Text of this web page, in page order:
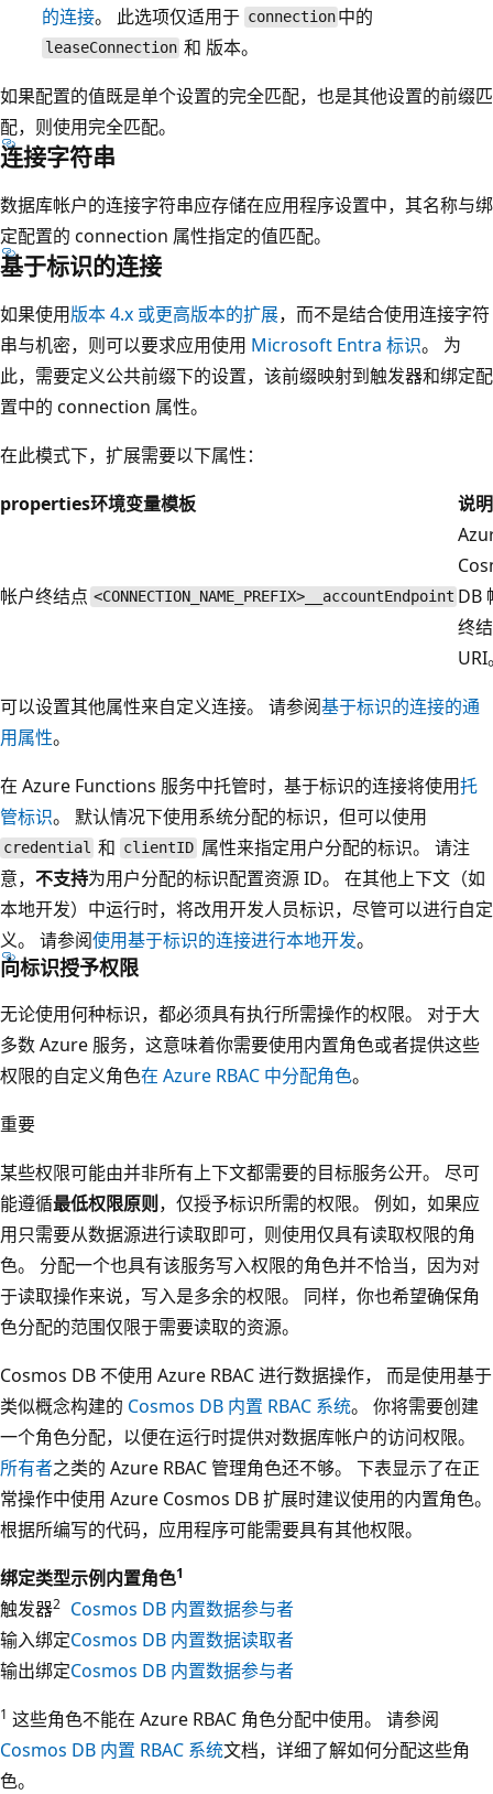
的连接。 此选项仅适用于 connection 中的
leaseConnection 和 版本。
如果配置的值既是单个设置的完全匹配，也是其他设置的前缀匹
配，则使用完全匹配。
连接字符串
数据库帐户的连接字符串应存储在应用程序设置中，其名称与绑
定配置的 connection 属性指定的值匹配。
基于标识的连接
如果使用版本 4.x 或更高版本的扩展，而不是结合使用连接字符
串与机密，则可以要求应用使用 Microsoft Entra 标识。 为
此，需要定义公共前缀下的设置，该前缀映射到触发器和绑定配
置中的 connection 属性。
在此模式下，扩展需要以下属性：
properties环境变量模板 说明
帐户终结点 <CONNECTION_NAME_PREFIX>__accountEndpoint DB
终
URI
可以设置其他属性来自定义连接。 请参阅基于标识的连接的通
用属性。
在 Azure Functions 服务中托管时，基于标识的连接将使用托
管标识。 默认情况下使用系统分配的标识，但可以使用
credential 和 clientID 属性来指定用户分配的标识。 请注
意， 不支持为用户分配的标识配置资源 ID。 在其他上下文（如
本地开发）中运行时，将改用开发人员标识，尽管可以进行自定
义。 请参阅使用基于标识的连接进行本地开发。
向标识授予权限
无论使用何种标识，都必须具有执行所需操作的权限。 对于大
多数 Azure 服务，这意味着你需要使用内置角色或者提供这些
权限的自定义角色在 Azure RBAC 中分配角色。
重要
某些权限可能由并非所有上下文都需要的目标服务公开。 尽可
能遵循最低权限原则，仅授予标识所需的权限。 例如，如果应
用只需要从数据源进行读取即可，则使用仅具有读取权限的角
色。 分配一个也具有该服务写入权限的角色并不恰当，因为对
于读取操作来说，写入是多余的权限。 同样，你也希望确保角
色分配的范围仅限于需要读取的资源。
Cosmos DB 不使用 Azure RBAC 进行数据操作， 而是使用基于
类似概念构建的 Cosmos DB 内置 RBAC 系统。 你将需要创建
一个角色分配，以便在运行时提供对数据库帐户的访问权限。
所有者之类的 Azure RBAC 管理角色还不够。 下表显示了在正
常操作中使用 Azure Cosmos DB 扩展时建议使用的内置角色。
根据所编写的代码，应用程序可能需要具有其他权限。
绑定类型示例内置角色1
触发器2 Cosmos DB 内置数据参与者
输入绑定Cosmos DB 内置数据读取者
输出绑定Cosmos DB 内置数据参与者
1 这些角色不能在 Azure RBAC 角色分配中使用。 请参阅
Cosmos DB 内置 RBAC 系统文档，详细了解如何分配这些角
色。